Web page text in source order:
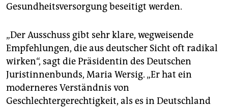
Gesundheitsversorgung beseitigt werden.
„Der Ausschuss gibt sehr klare, wegweisende
Empfehlungen, die aus deutscher Sicht oft radikal
wirken“, sagt die Präsidentin des Deutschen
Juristinnenbunds, Maria Wersig. „Er hat ein
moderneres Verständnis von
Geschlechtergerechtigkeit, als es in Deutschland